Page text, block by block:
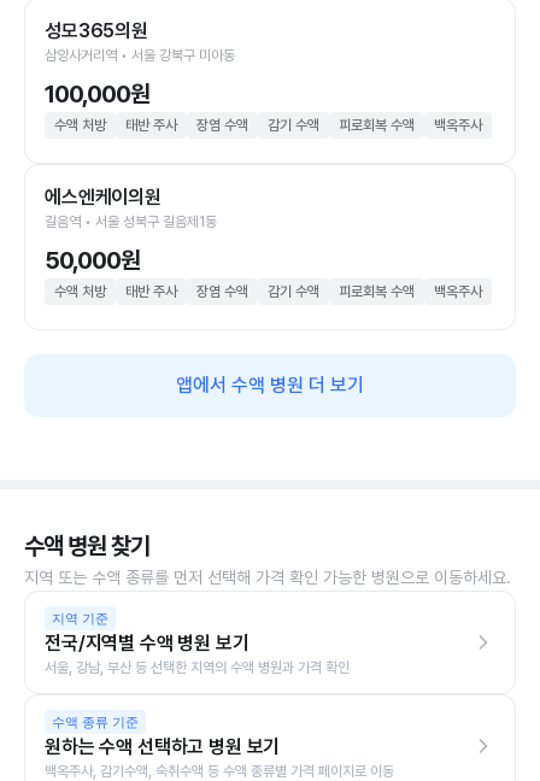
성모365의원
삼양사거리역 • 서울 강북구 미아동
100,000원
수액 처방 태반 주사 장염 수액 감기 수액 피로회복 수액 백옥주사
에스엔케이의원
길음역 • 서울 성북구 길음제1동
50,000원
수액 처방 태반 주사 장염 수액 감기 수액 피로회복 수액 백옥주사
앱에서 수액 병원 더 보기
수액 병원 찾기
지역 또는 수액 종류를 먼저 선택해 가격 확인 가능한 병원으로 이동하세요.
지역 기준
전국/지역별 수액 병원 보기
서울, 강남, 부산 등 선택한 지역의 수액 병원과 가격 확인
수액 종류 기준
원하는 수액 선택하고 병원 보기
백옥주사, 감기수액, 숙취수액 등 수액 종류별 가격 페이지로 이동